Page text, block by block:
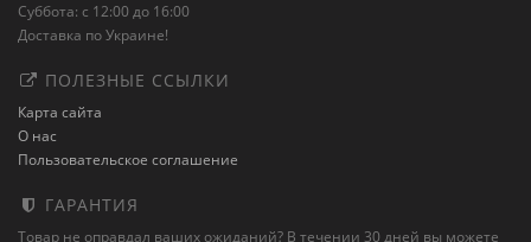
Суббота: с 12:00 до 16:00
Доставка по Украине!
ПОЛЕЗНЫЕ ССЫЛКИ
Карта сайта
О нас
Пользовательское соглашение
ГАРАНТИЯ
Товар не оправдал ваших ожиданий? В течении 30 дней вы можете